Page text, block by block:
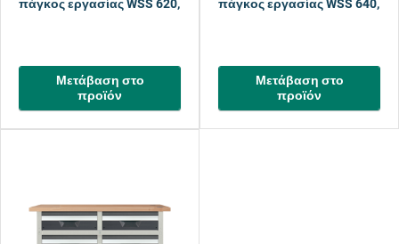
πάγκος εργασίας WSS 620, 1130 mm
Μετάβαση στο
προϊόν
πάγκος εργασίας WSS 640,
Μετάβαση στο
προϊόν